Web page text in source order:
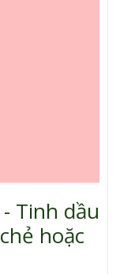
Tinh dầu
hoặc